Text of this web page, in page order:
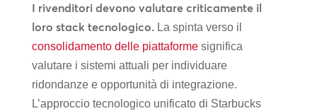
I rivenditori devono valutare criticamente il
loro stack tecnologico.La spinta verso il
consolidamento delle piattaformesignifica
valutare i sistemi attuali per individuare
ridondanze e opportunità di integrazione.
L’approccio tecnologico unificato di Starbucks